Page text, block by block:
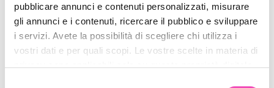
pubblicare annunci e contenuti personalizzati, misurare
gli annunci e i contenuti, ricercare il pubblico e sviluppare
i servizi. Avete la possibilità di scegliere chi utilizza i
vostri dati e per quali scopi. Le vostre scelte in materia di
privacy sono applicabili solo su questa proprietà digitale
Aggiungi ai preferiti
DESCRIZIONE